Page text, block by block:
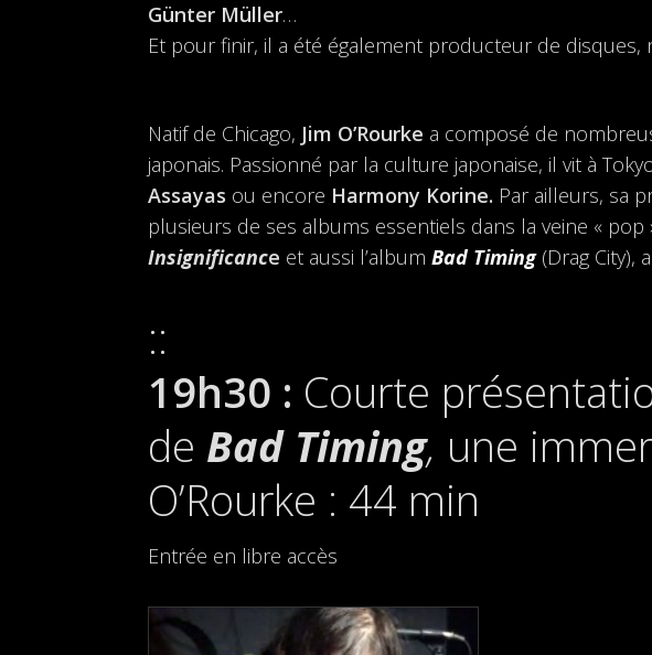
Günter Müller…
Et pour finir, il a été également producteur de disques,
Natif de Chicago, Jim O’Rourke a composé de
japonais. Passionné par la culture japonaise, il vit à
Assayas ou encore Harmony Korine. Par ailleurs, sa
plusieurs de ses albums essentiels dans la veine «
Insignificance et aussi l’albumBad Timing(Drag City),
19h30 : Courte
de Bad Timing, une
O’Rourke : 44 min
Entrée en libre accès